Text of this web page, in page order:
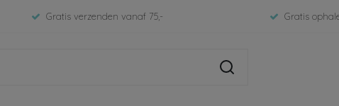
Gratis verzenden vanaf 75,- Gratis